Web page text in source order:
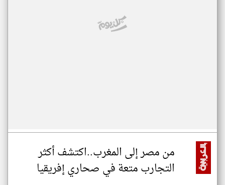
من مصر إلى المغرب..اكتشف أكثر
التجارب متعة في صحاري إفريقيا